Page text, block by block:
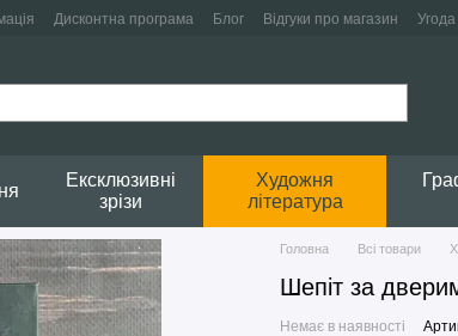
Дисконтна програма Блог Відгуки про магазин
Ексклюзивні
зрізи
Художня
література
Головна Всі товари
Шепіт за
Немає в наявності